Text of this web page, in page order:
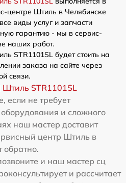
центре Штиль в Челябинске
виды услуг и запчасти
гарантию - мы в сервис-
наших работ.
STR1101SL будет стоить на
заказа на сайте через
связи.
STR1101SL
если не требует
и сложного
наш мастер доставит
центр Штиль в
обратно.
и наш мастер сц
и рассчитает